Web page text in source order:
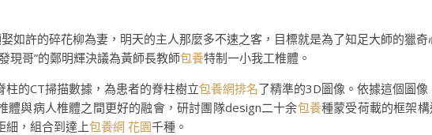
如許的碎花柳為妻，明天的主人那麼多不速之客，目標就是為了知足大師的獵
現哥”的鄭明輝決議為黃師長教師包養特制一小我工椎體。
的CT掃描數據，為患者的脊柱樹立包養網排名了精準的3D圖像。依據這個圖
體與病人椎體之間更好的融會，研討團隊design二十余包養種蒙受荷載的框架
細，組合到達上包養網 花園千種。